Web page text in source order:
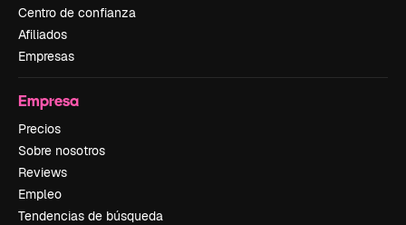
Centro de confianza
Afiliados
Empresas
Empresa
Precios
Sobre nosotros
Reviews
Empleo
Tendencias de búsqueda